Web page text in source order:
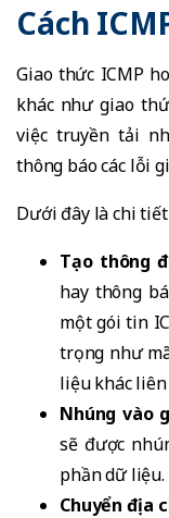
Cách
Giao thức ICMP
khác như giao
việc truyền tải
thông báo các lỗi
Dưới đây là chi
Tạo thông
hay thông
một gói tin
trọng như
liệu khác liên
Nhúng vào
sẽ được
phần dữ liệu.
Chuyển địa